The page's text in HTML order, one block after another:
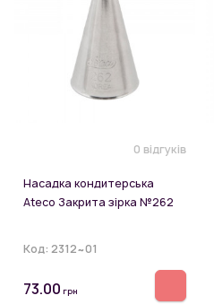
0 відгуків
Насадка кондитерська
Ateco Закрита зірка №262
Код: 2312~01
73.00 грн